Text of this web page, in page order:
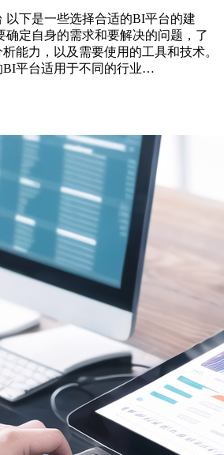
以下是一些选择合适的BI平台的建
确定自身的需求和要解决的问题，了
能力，以及需要使用的工具和技术。
BI平台适用于不同的行业…